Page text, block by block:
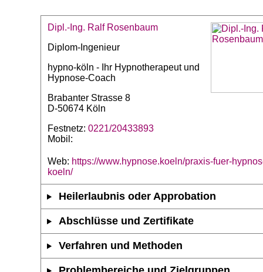
Dipl.-Ing. Ralf Rosenbaum
Diplom-Ingenieur
hypno-köln - Ihr Hypnotherapeut und
Hypnose-Coach
Brabanter Strasse 8
D-50674 Köln
Festnetz: 0221/20433893
Mobil:
Web: https://www.hypnose.koeln/praxis-fuer-
koeln/
Heilerlaubnis oder Approbation
Abschlüsse und Zertifikate
Verfahren und Methoden